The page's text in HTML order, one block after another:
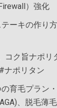
）強化
ーキの作り
コク旨ナポ
ナポリタン
育毛プラン
、脱毛薄